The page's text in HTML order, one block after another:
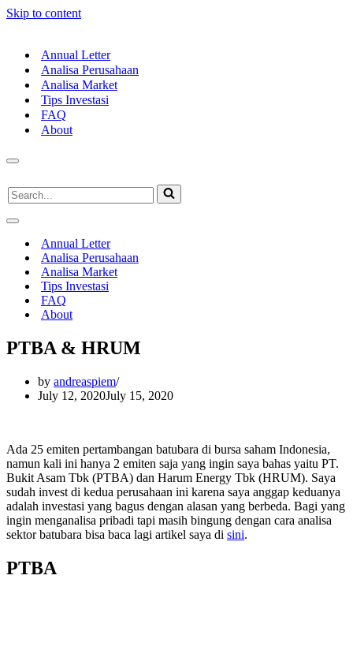
Skip to content
Annual Letter
Analisa Perusahaan
Analisa Market
Tips Investasi
FAQ
About
Navigation
Search
for...
Navigation
Annual Letter
Analisa Perusahaan
Analisa Market
Tips Investasi
FAQ
About
PTBA & HRUM
by andreaspiem
July 12, 2020July 15, 2020
Ada 25 emiten pertambangan batubara di bursa saham Indonesia,
namun kali ini hanya 2 emiten saja yang ingin saya bahas yaitu PT.
Bukit Asam Tbk (PTBA) dan Harum Energy Tbk (HRUM). Saya
sudah invest di kedua perusahaan ini karena saya anggap keduanya
adalah investasi yang bagus dengan alasan yang berbeda. Bagi yang
ingin menganalisa pribadi tapi masih bingung dengan cara analisa
sektor batubara bisa baca lagi artikel saya di sini.
PTBA